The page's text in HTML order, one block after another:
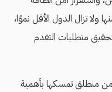
ولا تزال الدول الأقل نموًا،
متطلبات التقدم
منطلق تمسكها بأهمية